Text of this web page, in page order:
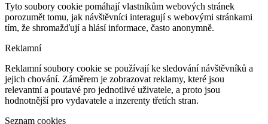
Tyto soubory cookie pomáhají vlastníkům webových stránek
porozumět tomu, jak návštěvníci interagují s webovými stránkami
tím, že shromažďují a hlásí informace, často anonymně.
Reklamní
Reklamní soubory cookie se používají ke sledování návštěvníků a
jejich chování. Záměrem je zobrazovat reklamy, které jsou
relevantní a poutavé pro jednotlivé uživatele, a proto jsou
hodnotnější pro vydavatele a inzerenty třetích stran.
Seznam cookies